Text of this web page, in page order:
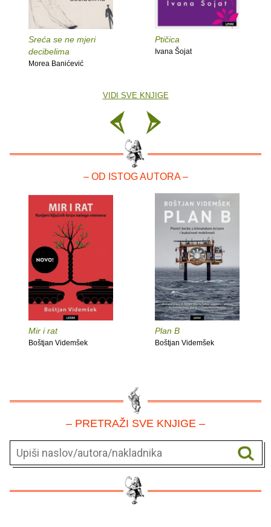
Sreća se ne mjeri
decibelima
Morea Banićević
Ptičica
Ivana Šojat
VIDI SVE KNJIGE
– OD ISTOG AUTORA –
Mir i rat
Boštjan Videmšek
Plan B
Boštjan Videmšek
– PRETRAŽI SVE KNJIGE –